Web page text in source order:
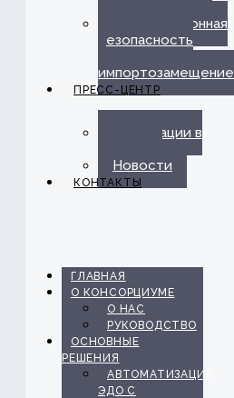
Информационная
безопасность
импортозамещение
ПРЕСС-ЦЕНТР
Публикации в
Новости
КОНТАКТЫ
ГЛАВНАЯ
О КОНСОРЦИУМЕ
О НАС
РУКОВОДСТВО
ОСНОВНЫЕ
РЕШЕНИЯ
АВТОМАТИЗАЦИЯ
ЭДО С